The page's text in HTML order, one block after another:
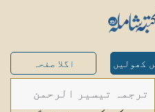
کھولیں اگلا صفحہ
ترجمہ تیسیر الرحمن